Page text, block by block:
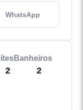
WhatsApp
2
Banheiros
2